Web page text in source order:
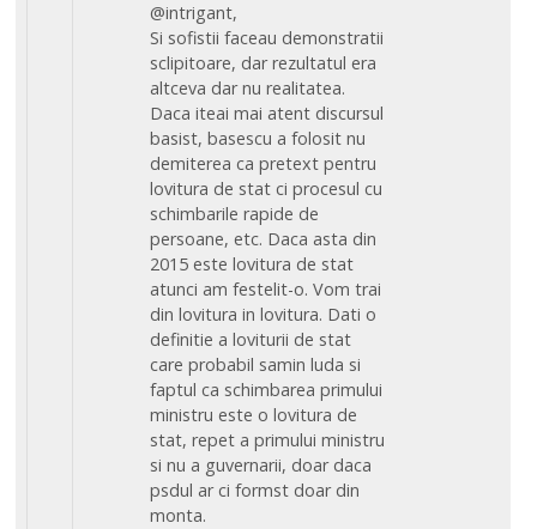
@intrigant,
Si sofistii faceau demonstratii
sclipitoare, dar rezultatul era
altceva dar nu realitatea.
Daca iteai mai atent discursul
basist, basescu a folosit nu
demiterea ca pretext pentru
lovitura de stat ci procesul cu
schimbarile rapide de
persoane, etc. Daca asta din
2015 este lovitura de stat
atunci am festelit-o. Vom trai
din lovitura in lovitura. Dati o
definitie a loviturii de stat
care probabil samin luda si
faptul ca schimbarea primului
ministru este o lovitura de
stat, repet a primului ministru
si nu a guvernarii, doar daca
psdul ar ci formst doar din
monta.